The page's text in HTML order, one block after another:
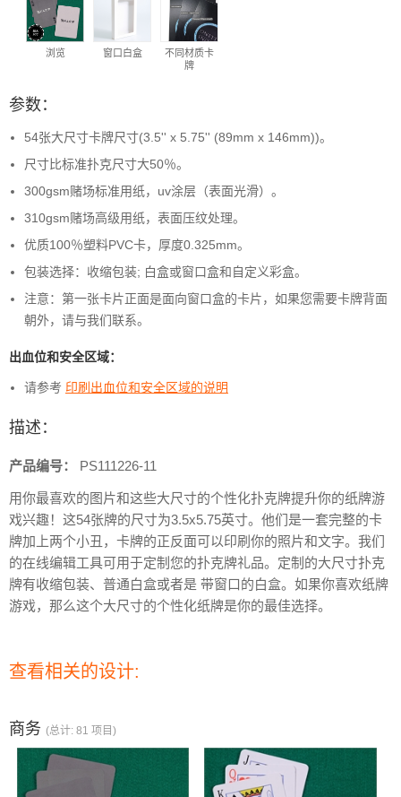
浏览 窗口白盒
不同材质卡
牌
参数：
54张大尺寸卡牌尺寸(3.5'' x 5.75'' (89mm x 146mm))。
尺寸比标准扑克尺寸大50％。
300gsm赌场标准用纸，uv涂层（表面光滑）。
310gsm赌场高级用纸，表面压纹处理。
优质100％塑料PVC卡，厚度0.325mm。
包装选择：收缩包装; 白盒或窗口盒和自定义彩盒。
注意：第一张卡片正面是面向窗口盒的卡片，如果您需要卡牌背面
朝外，请与我们联系。
出血位和安全区域：
请参考 印刷出血位和安全区域的说明
描述：
产品编号： PS111226-11
用你最喜欢的图片和这些大尺寸的个性化扑克牌提升你的纸牌游
戏兴趣！这54张牌的尺寸为3.5x5.75英寸。他们是一套完整的卡
牌加上两个小丑，卡牌的正反面可以印刷你的照片和文字。我们
的在线编辑工具可用于定制您的扑克牌礼品。定制的大尺寸扑克
牌有收缩包装、普通白盒或者是 带窗口的白盒。如果你喜欢纸牌
游戏，那么这个大尺寸的个性化纸牌是你的最佳选择。
查看相关的设计:
商务 (总计: 81 项目)